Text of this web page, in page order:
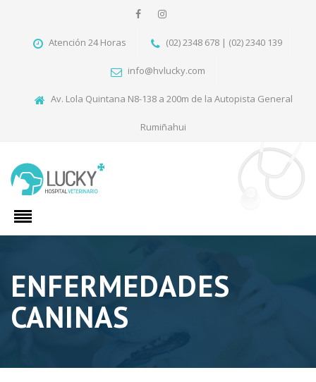
Atención 24 Horas (02) 2348 678 | (02) 2340 139
info@hvlucky.com
Av. Lola Quintana N8-138 a 200m de la Autopista General
Rumiñahui
ENFERMEDADES
CANINAS